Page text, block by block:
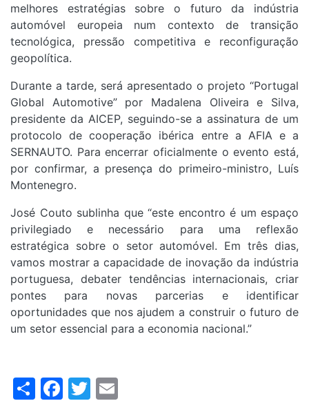
melhores estratégias sobre o futuro da indústria
automóvel europeia num contexto de transição
tecnológica, pressão competitiva e reconfiguração
geopolítica.
Durante a tarde, será apresentado o projeto “Portugal
Global Automotive” por Madalena Oliveira e Silva,
presidente da AICEP, seguindo-se a assinatura de um
protocolo de cooperação ibérica entre a AFIA e a
SERNAUTO. Para encerrar oficialmente o evento está,
por confirmar, a presença do primeiro-ministro, Luís
Montenegro.
José Couto sublinha que “este encontro é um espaço
privilegiado e necessário para uma reflexão
estratégica sobre o setor automóvel. Em três dias,
vamos mostrar a capacidade de inovação da indústria
portuguesa, debater tendências internacionais, criar
pontes para novas parcerias e identificar
oportunidades que nos ajudem a construir o futuro de
um setor essencial para a economia nacional.”
ShareFacebook
Twitter